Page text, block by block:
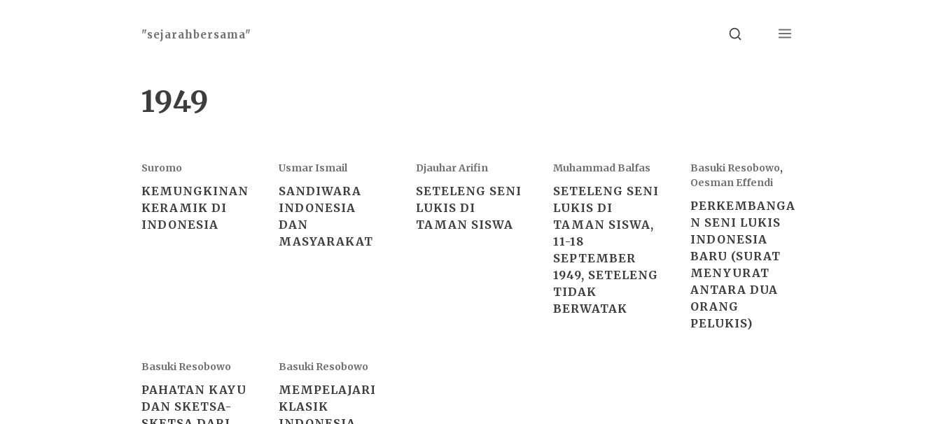
"sejarahbersama" Search Menu
1949
Suromo
KEMUNGKINAN
KERAMIK DI
INDONESIA
Usmar Ismail
SANDIWARA
INDONESIA
DAN
MASYARAKAT
Djauhar Arifin
SETELENG SENI
LUKIS DI
TAMAN SISWA
Muhammad Balfas
SETELENG SENI
LUKIS DI
TAMAN SISWA,
11-18
SEPTEMBER
1949, SETELENG
TIDAK
BERWATAK
Basuki Resobowo,
Oesman Effendi
PERKEMBANGA
N SENI LUKIS
INDONESIA
BARU (SURAT
MENYURAT
ANTARA DUA
ORANG
PELUKIS)
Basuki Resobowo
PAHATAN KAYU
DAN SKETSA-
Basuki Resobowo
MEMPELAJARI
KLASIK